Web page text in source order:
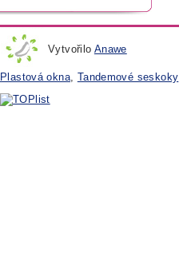
Vytvořilo Anawe
Plastová okna, Tandemové seskoky